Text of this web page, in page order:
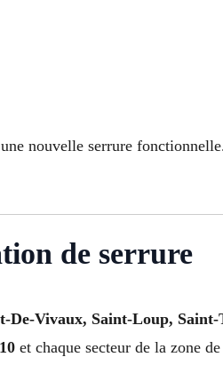
nouvelle serrure
de serrure
De-Vivaux, Saint-Loup,
et chaque secteur de la zone